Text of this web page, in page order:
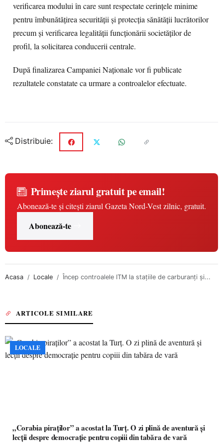
verificarea modului în care sunt respectate cerinţele minime
pentru îmbunătăţirea securităţii şi protecţia sănătăţii lucrătorilor
precum şi verificarea legalităţii funcţionării societăţilor de
profil, la solicitarea conducerii centrale.
După finalizarea Campaniei Naţionale vor fi publicate
rezultatele constatate ca urmare a controalelor efectuate.
Distribuie:
Primește ziarul gratuit pe email!
Abonează-te și citești ziarul Gazeta Nord-Vest zilnic, gratuit.
Abonează-te
Acasa Locale Încep controalele ITM la stațiile de carburanți și...
ARTICOLE SIMILARE
LOCALE
„Corabia piraților” a acostat la Turț. O zi plină de aventură și
lecții despre democrație pentru copiii din tabăra de vară